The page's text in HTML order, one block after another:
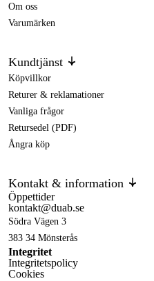
Om oss
Varumärken
Kundtjänst
Köpvillkor
Returer & reklamationer
Vanliga frågor
Retursedel (PDF)
Ångra köp
Kontakt & information
Öppettider
kontakt@duab.se
Södra Vägen 3
383 34 Mönsterås
Integritet
Integritetspolicy
Cookies